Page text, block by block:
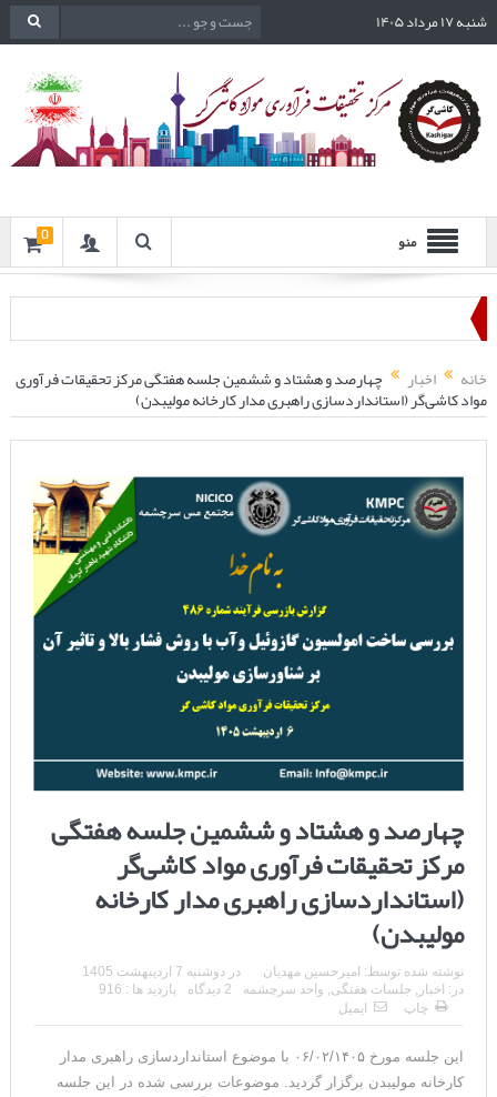
شنبه ۱۷ مرداد ۱۴۰۵
منو 0
خانه اخبار چهارصد و هشتاد و ششمین جلسه هفتگی مرکز تحقیقات فرآوری
مواد کاشی‌گر (استانداردسازی راهبری مدار کارخانه مولیبدن)
چهارصد و هشتاد و ششمین جلسه هفتگی
مرکز تحقیقات فرآوری مواد کاشی‌گر
(استانداردسازی راهبری مدار کارخانه
مولیبدن)
نوشته شده توسط: امیرحسین مهدیان در دوشنبه 7 اردیبهشت 1405
در: اخبار , جلسات هفتگی, واحد سرچشمه 2 دیدگاه
بازدید ها : 916
چاپ
ایمیل
این جلسه مورخ ۰۶/۰۲/۱۴۰۵ با موضوع استانداردسازی راهبری مدار
کارخانه مولیبدن برگزار گردید. موضوعات بررسی شده در این جلسه